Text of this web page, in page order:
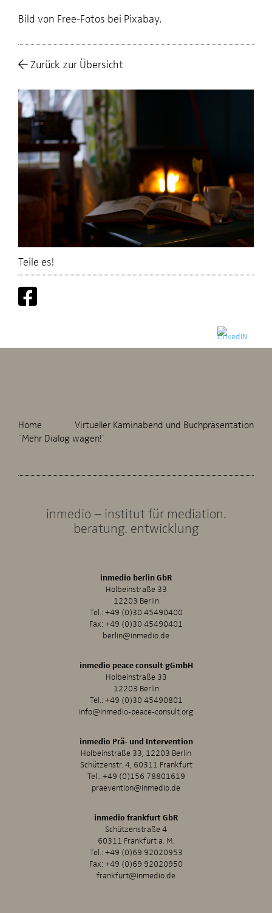
Bild von Free-Fotos bei Pixabay.
Zurück zur Übersicht
Teile es!
Home
Virtueller Kaminabend und Buchpräsentation
`Mehr Dialog wagen!´
inmedio – institut für mediation.
beratung. entwicklung
inmedio berlin GbR
Holbeinstraße 33
12203 Berlin
Tel.:+49 (0)30 45490400
Fax: +49 (0)30 45490401
berlin@inmedio.de
inmedio peace consult gGmbH
Holbeinstraße 33
12203 Berlin
Tel.:+49 (0)30 45490801
info@inmedio-peace-consult.org
inmedio Prä- und Intervention
Holbeinstraße 33, 12203 Berlin
Schützenstr. 4, 60311 Frankfurt
Tel.:+49 (0)156 78801619
praevention@inmedio.de
inmedio frankfurt GbR
Schützenstraße 4
60311 Frankfurt a. M.
Tel.:+49 (0)69 92020953
Fax: +49 (0)69 92020950
frankfurt@inmedio.de